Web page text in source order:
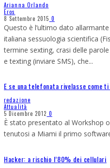
Arianna Orlando
Eros
8 Settembre 2015 0
Questo è l’ultimo dato
italiana sessuologia scientifica
termine sexting, crasi delle
e texting (inviare SMS), che...
E se una telefonata rivelasse come
redazione
Attualità
5 Dicembre 2012 0
È stato presentato al Workshop
tenutosi a Miami il primo
Hacker: a rischio l’80% dei cellulari